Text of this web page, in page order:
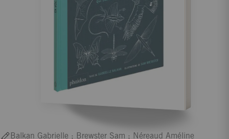
Balkan Gabrielle ; Brewster Sam ; Néreaud Améline